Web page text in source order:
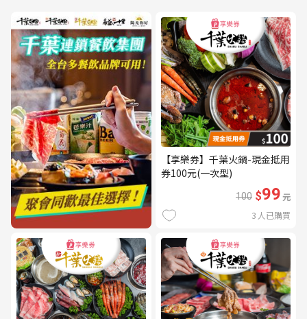
【享樂券】千葉火鍋-現金抵用
券100元(一次型)
100 $99元
3 人已購買